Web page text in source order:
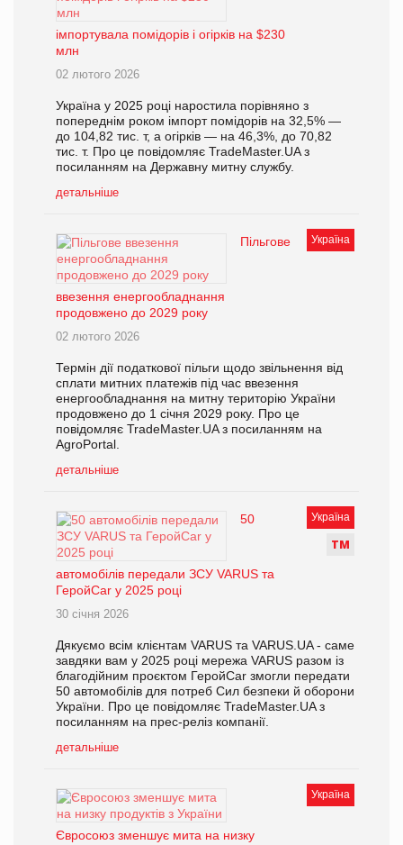
імпортувала помідорів і огірків на $230
млн
02 лютого 2026
Україна у 2025 році наростила порівняно з
попереднім роком імпорт помідорів на 32,5% —
до 104,82 тис. т, а огірків — на 46,3%, до 70,82
тис. т. Про це повідомляє TradeMaster.UA з
посиланням на Державну митну службу.
детальніше
Україна
Пільгове
ввезення енергообладнання
продовжено до 2029 року
02 лютого 2026
Термін дії податкової пільги щодо звільнення від
сплати митних платежів під час ввезення
енергообладнання на митну територію України
продовжено до 1 січня 2029 року. Про це
повідомляє TradeMaster.UA з посиланням на
AgroPortal.
детальніше
Україна
ТМ
50
автомобілів передали ЗСУ VARUS та
ГеройCar у 2025 році
30 січня 2026
Дякуємо всім клієнтам VARUS та VARUS.UA - саме
завдяки вам у 2025 році мережа VARUS разом із
благодійним проєктом ГеройCar змогли передати
50 автомобілів для потреб Сил безпеки й оборони
України. Про це повідомляє TradeMaster.UA з
посиланням на прес-реліз компанії.
детальніше
Україна
Євросоюз зменшує мита на низку